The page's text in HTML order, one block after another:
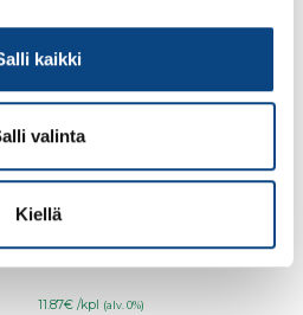
kaikki
valinta
Kiellämuovi 20x20x2750 mm
NU 20T-410
11.87€ /kpl (alv. 0%)